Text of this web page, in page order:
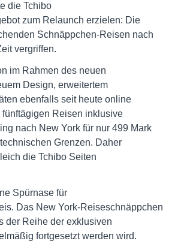
die Tchibo
zum Relaunch erzielen: Die
Schnäppchen-Reisen nach
vergriffen.
im Rahmen des neuen
Design, erweitertem
ebenfalls seit heute online
Reisen inklusive
nach New York für nur 499 Mark
Grenzen. Daher
die Tchibo Seiten
Spürnase für
Das New York-Reiseschnäppchen
der Reihe der exklusiven
fortgesetzt werden wird.